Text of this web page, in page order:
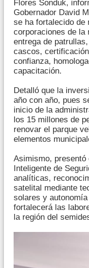
Flores Sonduk,
Gobernador David
se ha fortalecido de
corporaciones de la
entrega de
cascos,
confianza,
capacitación.
Detalló que la
año con año, pues
inicio de la
los 15 millones de
renovar el parque
elementos
Asimismo, presentó
Inteligente de
analíticas,
satelital mediante
solares y
fortalecerá las
la región del